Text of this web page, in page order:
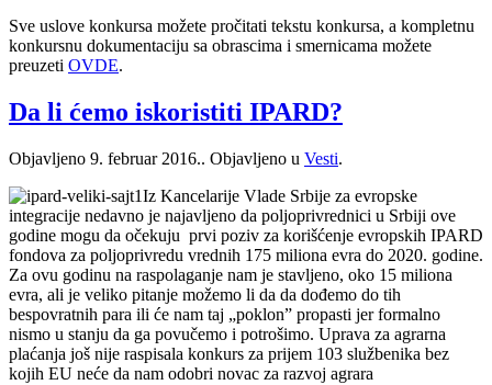
Sve uslove konkursa možete pročitati tekstu konkursa, a kompletnu
konkursnu dokumentaciju sa obrascima i smernicama možete
preuzeti OVDE.
Da li ćemo iskoristiti IPARD?
Objavljeno 9. februar 2016.. Objavljeno u Vesti.
Iz Kancelarije Vlade Srbije za evropske
integracije nedavno je najavljeno da poljoprivrednici u Srbiji ove
godine mogu da očekuju prvi poziv za korišćenje evropskih IPARD
fondova za poljoprivredu vrednih 175 miliona evra do 2020. godine.
Za ovu godinu na raspolaganje nam je stavljeno, oko 15 miliona
evra, ali je veliko pitanje možemo li da da dođemo do tih
bespovratnih para ili će nam taj „poklon” propasti jer formalno
nismo u stanju da ga povučemo i potrošimo. Uprava za agrarna
plaćanja još nije raspisala konkurs za prijem 103 službenika bez
kojih EU neće da nam odobri novac za razvoj agrara